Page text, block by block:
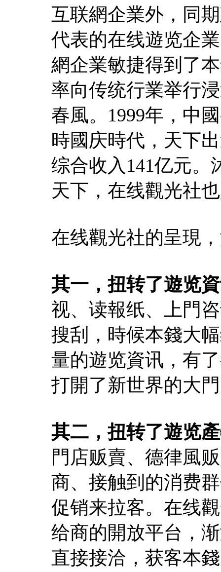
互联網企業外，同
代表的在线遊览企
網企業敏捷得到了
率向传统行業举行
春風。1999年，中
時國庆時代，天下
综合收入141亿元。
天下，在线觀光社
在线觀光社的呈現
其一，扭转了遊览
视、读報纸、上門
搜刮，時候本錢大
量的遊览資讯，有
打開了新世界的大
其二，扭转了遊览
門店贩賣、德律風
商、接触到的消费
促销来拉客。在线
给商的開放平台，
直接接洽，获客本